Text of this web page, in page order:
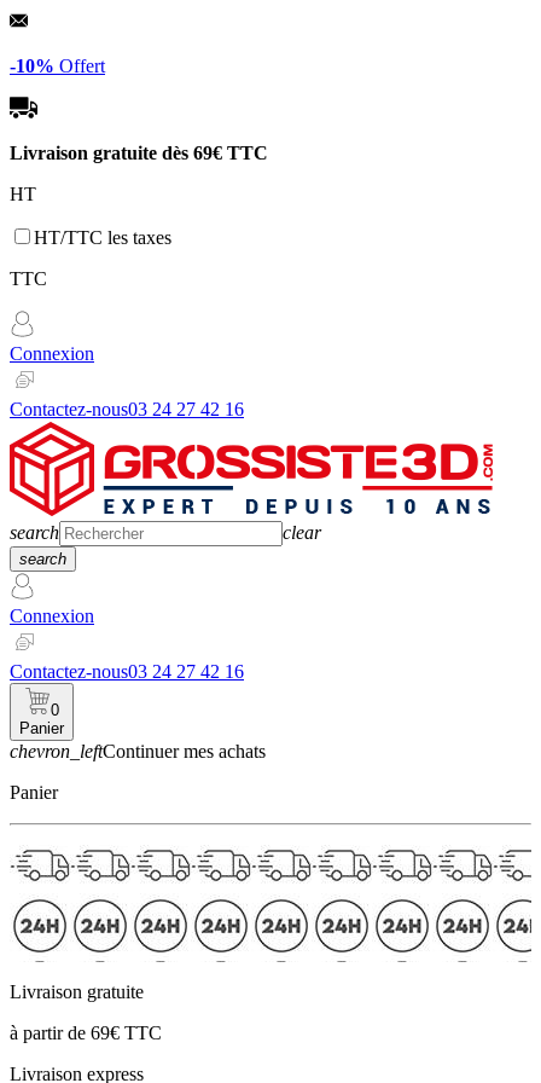
Panneau de gestion des cookies
-10% Offert
Livraison gratuite dès 69€ TTC
HT
HT/TTC les taxes
TTC
Connexion
Contactez-nous03 24 27 42 16
search clear
search
Connexion
Contactez-nous03 24 27 42 16
0
Panier
chevron_leftContinuer mes achats
Panier
Livraison gratuite
à partir de 69€ TTC
Livraison express